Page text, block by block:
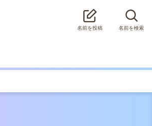
名前を投稿 名前を検索